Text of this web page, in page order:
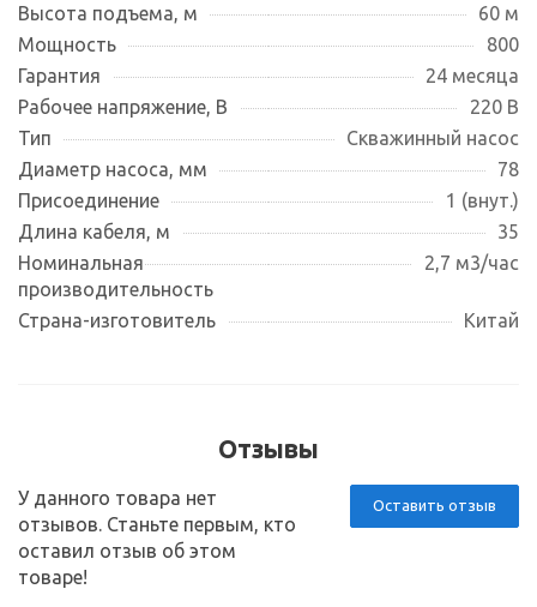
Высота подъема, м
60 м
Мощность
800
Гарантия
24 месяца
Рабочее напряжение, В
220 В
Тип
Скважинный насос
Диаметр насоса, мм
78
Присоединение
1 (внут.)
Длина кабеля, м
35
Номинальная
производительность
2,7 м3/час
Страна-изготовитель Китай
Отзывы
Оставить отзыв
У данного товара нет
отзывов. Станьте первым, кто
оставил отзыв об этом
товаре!